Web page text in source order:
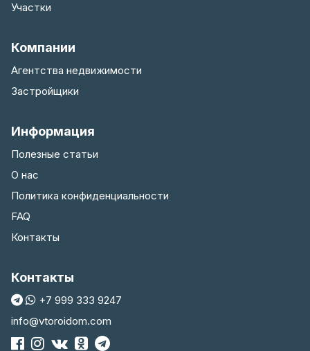
Участки
Компании
Агентства недвижимости
Застройщики
Информация
Полезные статьи
О нас
Политика конфиденциальности
FAQ
Контакты
Контакты
+7 999 333 9247
info@vtoroidom.com